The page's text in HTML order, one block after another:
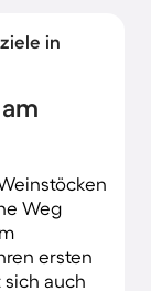
in
Weg
ersten
auch